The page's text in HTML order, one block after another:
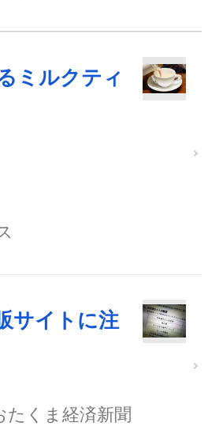
ミルクティ
サイトに注
たくま経済新聞